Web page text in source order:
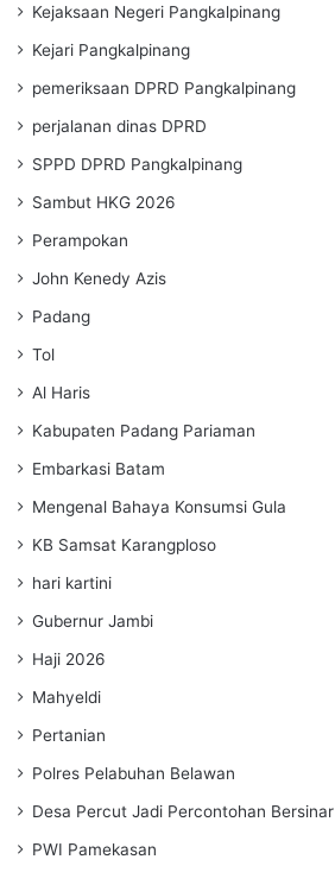
Kejaksaan Negeri Pangkalpinang
Kejari Pangkalpinang
pemeriksaan DPRD Pangkalpinang
perjalanan dinas DPRD
SPPD DPRD Pangkalpinang
Sambut HKG 2026
Perampokan
John Kenedy Azis
Padang
Tol
Al Haris
Kabupaten Padang Pariaman
Embarkasi Batam
Mengenal Bahaya Konsumsi Gula
KB Samsat Karangploso
hari kartini
Gubernur Jambi
Haji 2026
Mahyeldi
Pertanian
Polres Pelabuhan Belawan
Desa Percut Jadi Percontohan Bersinar
PWI Pamekasan